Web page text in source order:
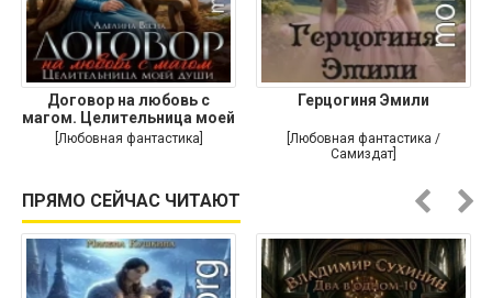
Договор на любовь с
магом. Целительница моей
души
[Любовная фантастика]
Герцогиня Эмили
[Любовная фантастика /
Самиздат]
ПРЯМО СЕЙЧАС ЧИТАЮТ